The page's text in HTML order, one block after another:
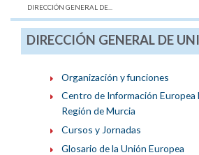
AQUÍ:
DIRECCIÓN GENERAL DE...
DIRECCIÓN GENERAL DE
Organización y funciones
Centro de Información Europea
Región de Murcia
Cursos y Jornadas
Glosario de la Unión Europea